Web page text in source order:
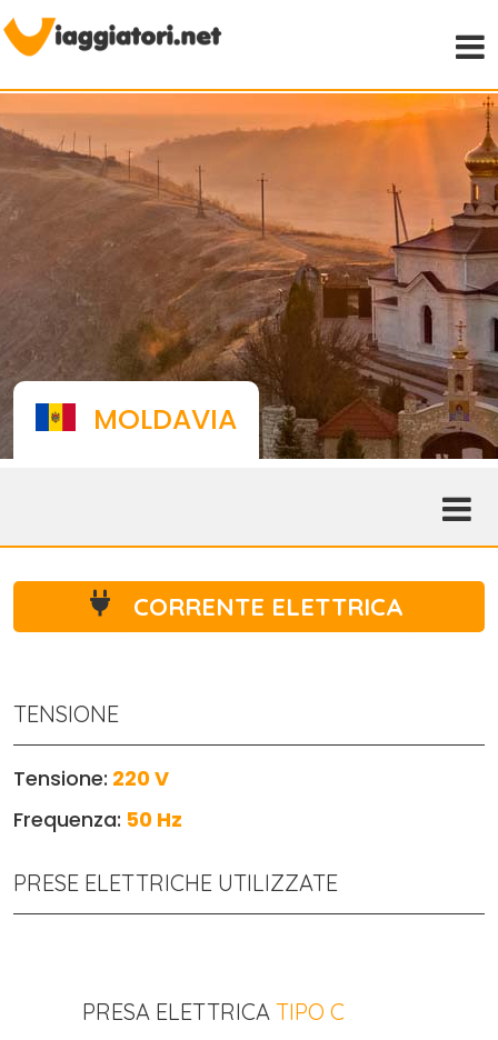
MOLDAVIA
CORRENTE ELETTRICA
TENSIONE
Tensione: 220 V
Frequenza: 50 Hz
PRESE ELETTRICHE UTILIZZATE
PRESA ELETTRICA TIPO C